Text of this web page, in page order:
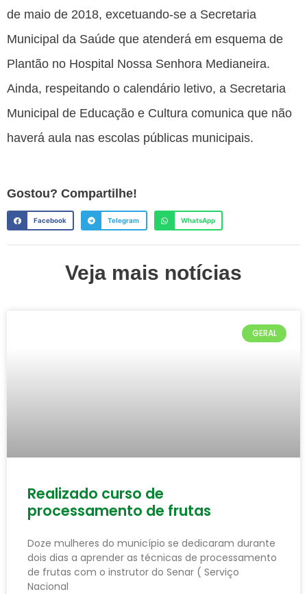
de maio de 2018, excetuando-se a Secretaria
Municipal da Saúde que atenderá em esquema de
Plantão no Hospital Nossa Senhora Medianeira.
Ainda, respeitando o calendário letivo, a Secretaria
Municipal de Educação e Cultura comunica que não
haverá aula nas escolas públicas municipais.
Gostou? Compartilhe!
Facebook Telegram WhatsApp
Veja mais notícias
GERAL
Realizado curso de
processamento de frutas
Doze mulheres do município se dedicaram durante
dois dias a aprender as técnicas de processamento
de frutas com o instrutor do Senar ( Serviço
Nacional